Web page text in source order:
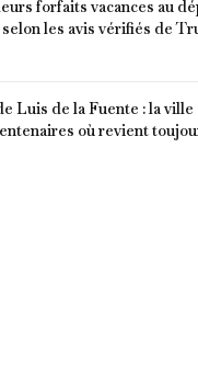
forfaits vacances au
les avis vérifiés de
Luis de la Fuente : la ville
où revient